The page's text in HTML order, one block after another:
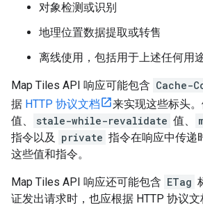
对象检测或识别
地理位置数据提取或转售
离线使用，包括用于上述任何用
Map Tiles API 响应可能包含 Cache-
据 HTTP 协议文档 来实现这些标头
值、
stale-while-revalidate 值、
指令以及
private 指令在响应中传递
这些值和指令。
Map Tiles API 响应还可能包含 ETag
证发出请求时，也应根据 HTTP 协议文